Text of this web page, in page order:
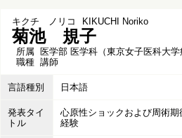
キクチ ノリコ KIKUCHI Noriko
菊池 規子
所属 医学部 医学科（東京女子医科大学
職種 講師
言語種別 日本語
発表タイ
トル
心原性ショックおよび周術
経験